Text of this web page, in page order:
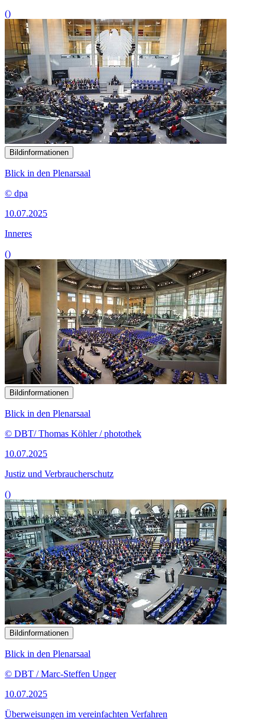
()
Bildinformationen
Blick in den Plenarsaal
© dpa
10.07.2025
Inneres
()
Bildinformationen
Blick in den Plenarsaal
© DBT/ Thomas Köhler / photothek
10.07.2025
Justiz und Verbraucherschutz
()
Bildinformationen
Blick in den Plenarsaal
© DBT / Marc-Steffen Unger
10.07.2025
Überweisungen im vereinfachten Verfahren